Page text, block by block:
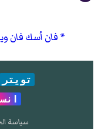
فان أسك فان
تويتر
سياسة